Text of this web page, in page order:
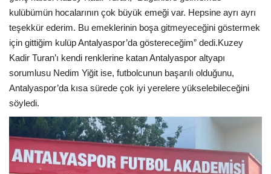
kulübümün hocalarının çok büyük emeği var. Hepsine ayrı ayrı
teşekkür ederim. Bu emeklerinin boşa gitmeyeceğini göstermek
için gittiğim kulüp Antalyaspor’da göstereceğim” dedi.Kuzey
Kadir Turan’ı kendi renklerine katan Antalyaspor altyapı
sorumlusu Nedim Yiğit ise, futbolcunun başarılı olduğunu,
Antalyaspor’da kısa sürede çok iyi yerelere yükselebileceğini
söyledi.